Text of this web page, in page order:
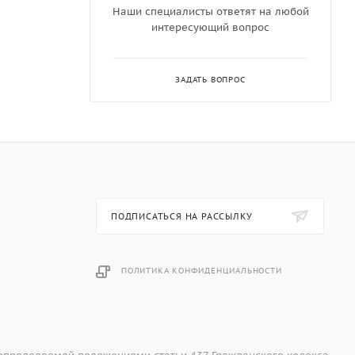
не
их
Наши специалисты ответят на любой
интересующий вопрос
ЗАДАТЬ ВОПРОС
ПОДПИСАТЬСЯ НА РАССЫЛКУ
ПОЛИТИКА КОНФИДЕНЦИАЛЬНОСТИ